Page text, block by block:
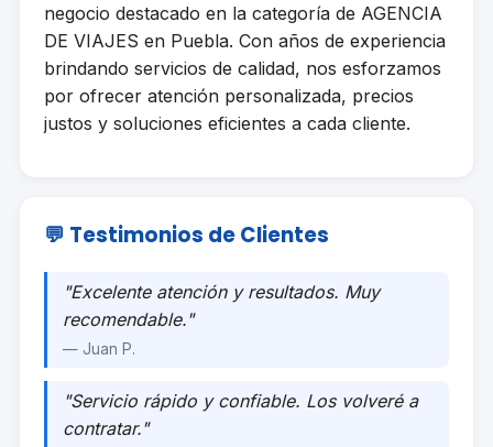
negocio destacado en la categoría de AGENCIA
DE VIAJES en Puebla. Con años de experiencia
brindando servicios de calidad, nos esforzamos
por ofrecer atención personalizada, precios
justos y soluciones eficientes a cada cliente.
💬 Testimonios de Clientes
"Excelente atención y resultados. Muy
recomendable."
— Juan P.
"Servicio rápido y confiable. Los volveré a
contratar."